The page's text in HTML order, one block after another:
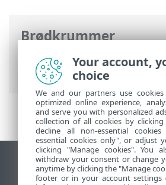
Brødkrummer
ESET-onlinehjælp>ESET
Ultimate
>Ofte stillede
Vis computerwebsted
End of Life
Your account,
choice
We and our partners use
optimized online experience,
and serve you with personalized
collection of all cookies by
decline all non-essential
essential cookies only", or adjust
clicking "Manage cookies". You
withdraw your consent or change
anytime by clicking the "Manage
footer or in your account settings